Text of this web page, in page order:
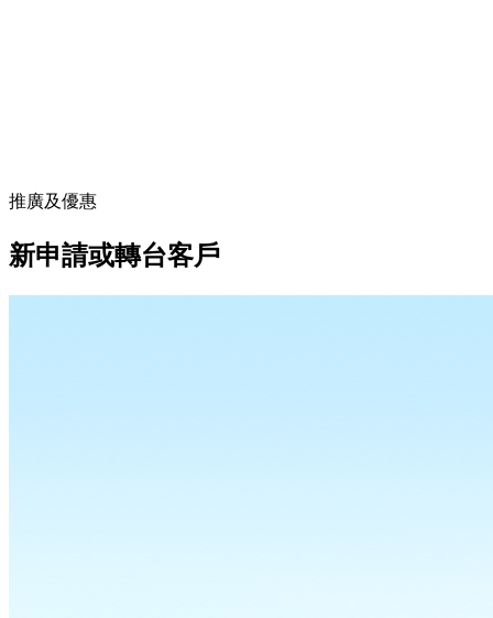
推廣及優惠
新申請或轉台客戶